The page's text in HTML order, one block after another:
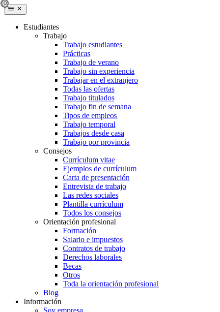
Estudiantes
Trabajo
Trabajo estudiantes
Prácticas
Trabajo de verano
Trabajo sin experiencia
Trabajar en el extranjero
Todas las ofertas
Trabajo titulados
Trabajo fin de semana
Tipos de empleos
Trabajo temporal
Trabajos desde casa
Trabajo por provincia
Consejos
Currículum vitae
Ejemplos de currículum
Carta de presentación
Entrevista de trabajo
Las redes sociales
Plantilla currículum
Todos los consejos
Orientación profesional
Formación
Salario e impuestos
Contratos de trabajo
Derechos laborales
Becas
Otros
Toda la orientación profesional
Blog
Información
Soy empresa